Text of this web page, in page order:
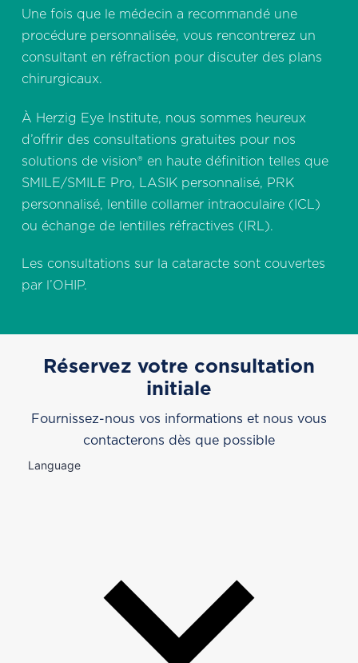
Une fois que le médecin a recommandé une
procédure personnalisée, vous rencontrerez un
consultant en réfraction pour discuter des plans
chirurgicaux.
À Herzig Eye Institute, nous sommes heureux
d’offrir des consultations gratuites pour nos
solutions de vision® en haute définition telles que
SMILE/SMILE Pro, LASIK personnalisé, PRK
personnalisé, lentille collamer intraoculaire (ICL)
ou échange de lentilles réfractives (IRL).
Les consultations sur la cataracte sont couvertes
par l’OHIP.
Réservez votre consultation
initiale
Fournissez-nous vos informations et nous vous
contacterons dès que possible